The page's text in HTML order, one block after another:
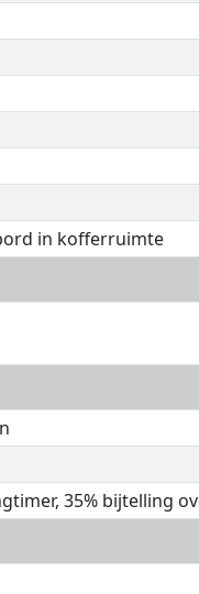
in kofferruimte
35% bijtelling